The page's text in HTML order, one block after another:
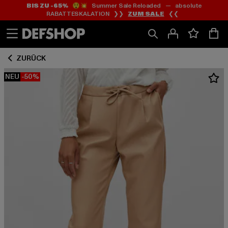
Zum
Inhalt
springen
Zum
Fußzeile
springen
BIS ZU -65%😲💥 Summer Sale Reloaded — absolute
RABATTESKALATION ❯❯ ZUM SALE ❮❮
ZURÜCK
NEU -50%